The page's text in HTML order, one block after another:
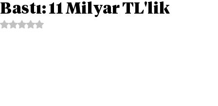
Bastı: 11 Milyar TL'lik
5 üzerinden NaN yıldız